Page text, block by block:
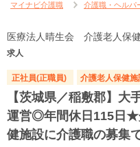
マイナビ介護職 介護職・ヘルパ
医療法人晴生会 介護老人保
求人
正社員(正職員) 介護老人保健施
【茨城県／稲敷郡】大
運営◎年間休日115日★
健施設に介護職の募集